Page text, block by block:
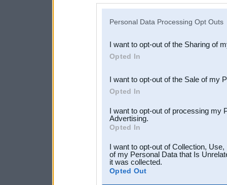
Downstream Participants
third parties.
Personal Data Processing Opt Outs
I want to opt-out of the Sharing of
Opted In
I want to opt-out of the Sale of my
Opted In
I want to opt-out of processing my
Advertising.
Opted In
I want to opt-out of Collection,
of my Personal Data that Is
it was collected.
Opted Out